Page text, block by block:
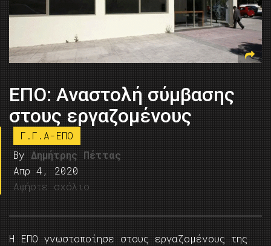
ΕΠΟ: Αναστολή σύμβασης
στους εργαζομένους
Γ.Γ.Α-ΕΠΟ
By Δημήτρης Πέττας
Απρ 4, 2020
Αφήστε σχόλιο
Η ΕΠΟ γνωστοποίησε στους εργαζομένους της